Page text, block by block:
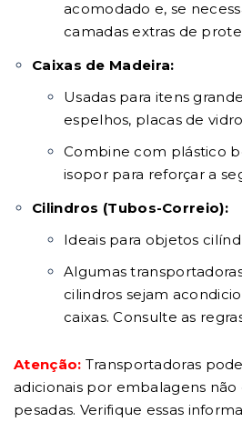
acomodado e, se
camadas extras de
Caixas de Madeira:
Usadas para itens
espelhos, placas de
Combine com plástico
isopor para reforçar a
Cilindros (Tubos-Correio):
Ideais para objetos
Algumas
cilindros sejam
caixas. Consulte as
Atenção: Transportadoras
adicionais por embalagens não
pesadas. Verifique essas